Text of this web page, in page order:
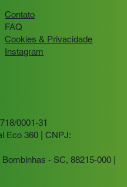
Contato
FAQ
Cookies& Privacidade
Instagram
0001-31
Eco 360 | CNPJ:
- SC, 88215-000 |